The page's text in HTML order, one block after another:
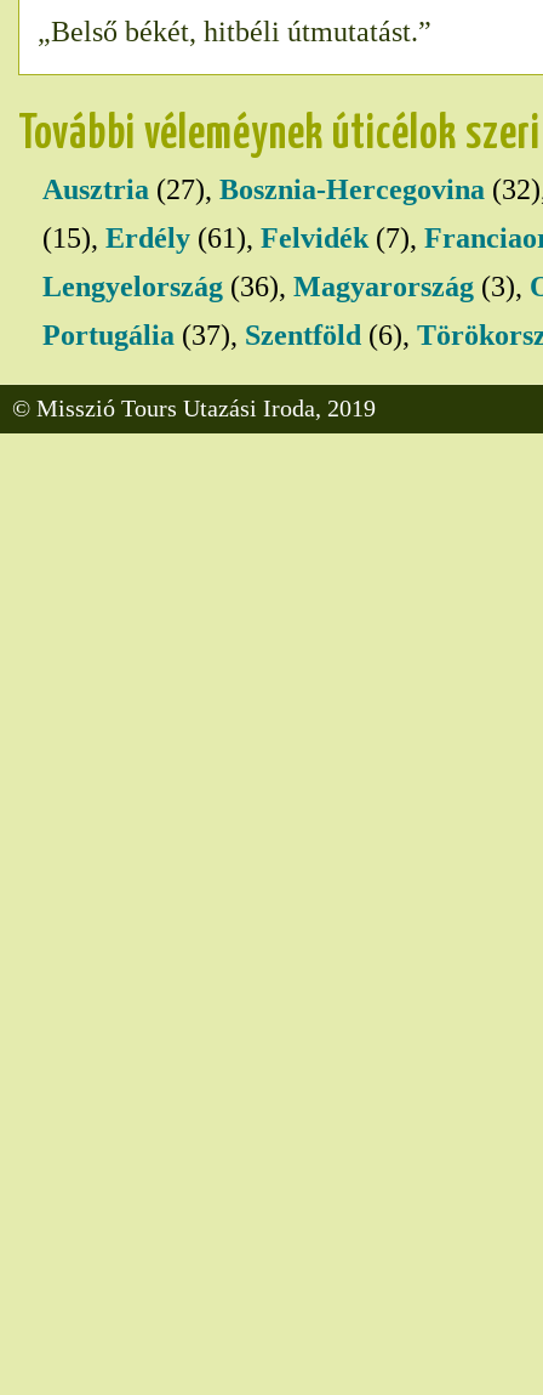
„Belső békét, hitbéli útmutatást.”
További véleméynek úticélok
Ausztria (27), Bosznia-Hercegovina
(15), Erdély (61), Felvidék (7),
Lengyelország (36), Magyarország (3),
Portugália (37), Szentföld (6),
© Misszió Tours Utazási Iroda, 2019